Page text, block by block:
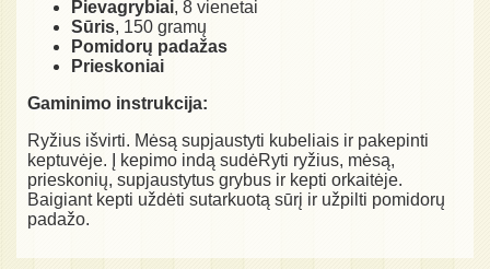
Pievagrybiai, 8 vienetai
Sūris, 150 gramų
Pomidorų padažas
Prieskoniai
Gaminimo instrukcija:
Ryžius išvirti. Mėsą supjaustyti kubeliais ir pakepinti
keptuvėje. Į kepimo indą sudėRyti ryžius, mėsą,
prieskonių, supjaustytus grybus ir kepti orkaitėje.
Baigiant kepti uždėti sutarkuotą sūrį ir užpilti pomidorų
padažo.